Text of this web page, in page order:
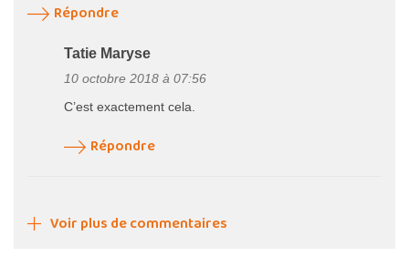
Répondre
Tatie Maryse
10 octobre 2018 à 07:56
C’est exactement cela.
Répondre
Voir plus de commentaires